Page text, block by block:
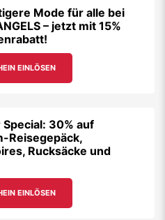
Mode für alle bei
– jetzt mit 15%
EINLÖSEN
30% auf
Reisegepäck,
Rucksäcke und
EINLÖSEN